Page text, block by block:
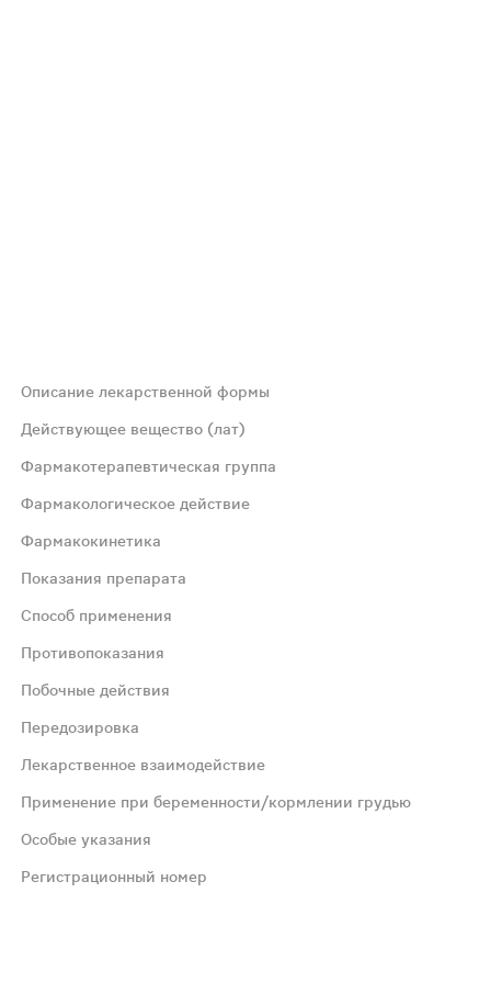
капсул - сферические пеллеты от белого до почти
активность Н+/К+ - аденозинтрифосфат (АТФазы
в т.ч. ассоциированные с Helicobacter pylori (в
перед едой)._x000D_ _x000D_ При
Описание лекарственной формы
Действующее вещество (лат)
Фармакотерапевтическая группа
Фармакологическое действие
Фармакокинетика
Показания препарата
Способ применения
Противопоказания
Побочные действия
Передозировка
Лекарственное взаимодействие
Применение при беременности/кормлении грудью
Особые указания
Регистрационный номер